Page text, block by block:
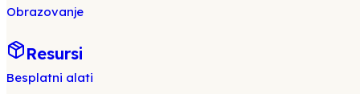
Obrazovanje
Resursi
Besplatni alati